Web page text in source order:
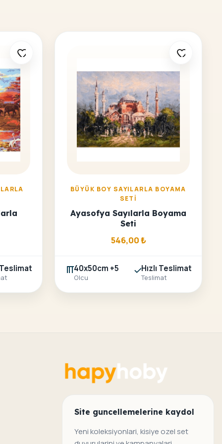
Teslimat
BÜYÜK BOY SAYILARLA BOYAMA
SETI
Ayasofya Sayılarla Boyama
Seti
546,00₺
40x50cm +5
Olcu
Hızlı Teslimat
Teslimat
Site guncellemelerine kaydol
Yeni koleksiyonlari, kisiye ozel set